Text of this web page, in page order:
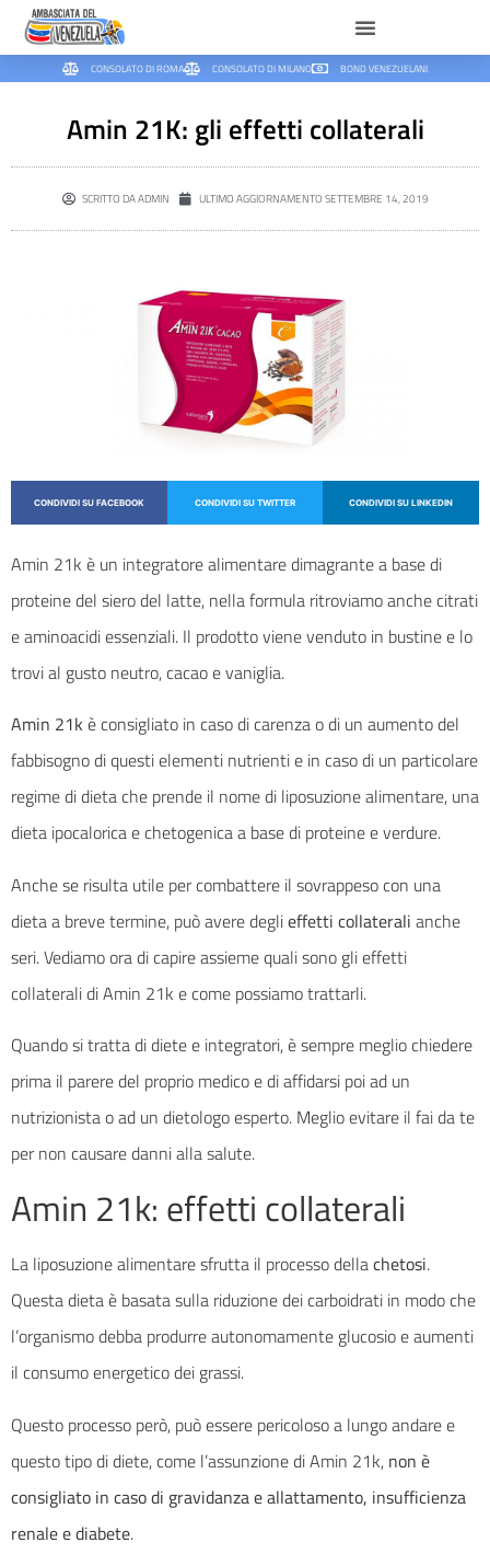
CONSOLATO DI ROMA CONSOLATO DI MILANO BOND VENEZUELANI
Amin 21K: gli effetti collaterali
SCRITTO DAADMIN ULTIMO AGGIORNAMENTO SETTEMBRE 14, 2019
CONDIVIDI SU FACEBOOK CONDIVIDI SU TWITTER CONDIVIDI SU LINKEDIN
Amin 21k è un integratore alimentare dimagrante a base di
proteine del siero del latte, nella formula ritroviamo anche citrati
e aminoacidi essenziali. Il prodotto viene venduto in bustine e lo
trovi al gusto neutro, cacao e vaniglia.
Amin 21k è consigliato in caso di carenza o di un aumento del
fabbisogno di questi elementi nutrienti e in caso di un particolare
regime di dieta che prende il nome di liposuzione alimentare, una
dieta ipocalorica e chetogenica a base di proteine e verdure.
Anche se risulta utile per combattere il sovrappeso con una
dieta a breve termine, può avere deglieffetti collaterali anche
seri. Vediamo ora di capire assieme quali sono gli effetti
collaterali di Amin 21k e come possiamo trattarli.
Quando si tratta di diete e integratori, è sempre meglio chiedere
prima il parere del proprio medico e di affidarsi poi ad un
nutrizionista o ad un dietologo esperto. Meglio evitare il fai da te
per non causare danni alla salute.
Amin 21k: effetti collaterali
La liposuzione alimentare sfrutta il processo dellachetosi.
Questa dieta è basata sulla riduzione dei carboidrati in modo che
l’organismo debba produrre autonomamente glucosio e aumenti
il consumo energetico dei grassi.
Questo processo però, può essere pericoloso a lungo andare e
questo tipo di diete, come l’assunzione di Amin 21k, non è
consigliato in caso di gravidanza e allattamento, insufficienza
renale e diabete.